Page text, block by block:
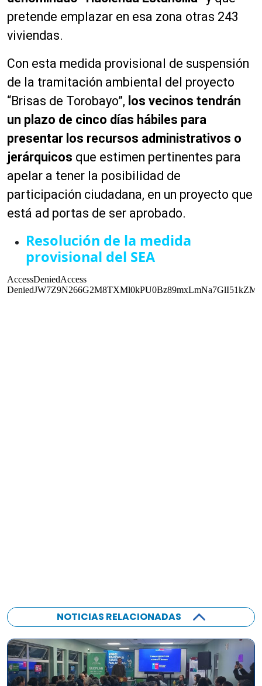
o
r
d
a
d
o
pretende emplazar en esa zona otras 243
viviendas.
Con esta medida provisional de suspensión
de la tramitación ambiental del proyecto
“Brisas de Torobayo”, los vecinos tendrán
un plazo de cinco días hábiles para
presentar los recursos administrativos o
jerárquicos que estimen pertinentes para
apelar a tener la posibilidad de
participación ciudadana, en un proyecto que
está ad portas de ser aprobado.
Resolución de la medida
provisional del SEA
NOTICIAS RELACIONADAS